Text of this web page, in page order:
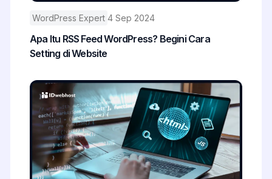
WordPress Expert 4 Sep 2024
Apa Itu RSS Feed WordPress? Begini Cara
Setting di Website